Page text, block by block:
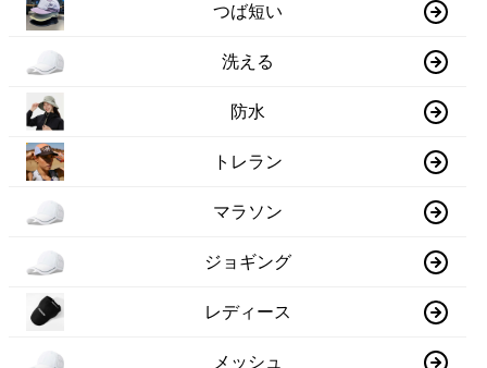
つば短い
洗える
防水
トレラン
マラソン
ジョギング
レディース
メッシュ